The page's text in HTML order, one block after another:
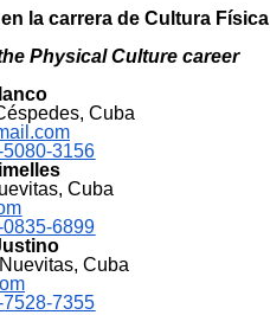
la carrera de Cultura Física
Physical Culture career
Cuba
5080-3156
Cuba
0835-6899
Cuba
7528-7355